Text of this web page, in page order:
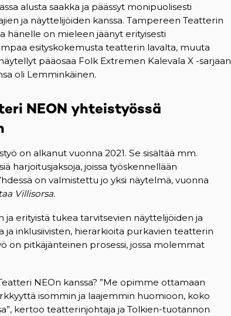
alusta saakka ja päässyt monipuolisesti
ja näyttelijöiden kanssa. Tampereen Teatterin
hänelle on mieleen jäänyt erityisesti
esityskokemusta teatterin lavalta, muuta
pääosaa Folk Extremen Kalevala X -sarjaan
oli Lemminkäinen.
NEON yhteistyössä
on alkanut vuonna 2021. Se sisältää mm.
harjoitusjaksoja, joissa työskennellään
on valmistettu jo yksi näytelmä, vuonna
Villisorsa.
erityistä tukea tarvitsevien näyttelijöiden ja
inklusiivisten, hierarkioita purkavien teatterin
on pitkäjänteinen prosessi, jossa molemmat
NEOn kanssa? ”Me opimme ottamaan
isommin ja laajemmin huomioon, koko
kertoo teatterinjohtaja ja Tolkien-tuotannon